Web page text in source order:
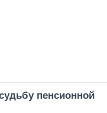
пенсионной